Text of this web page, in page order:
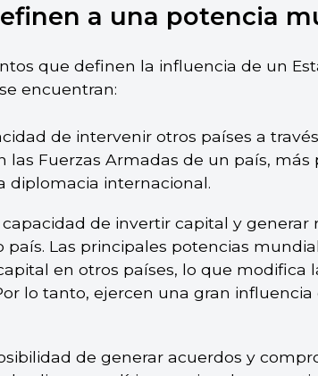
a una potencia
que definen la influencia de un
encuentran:
de intervenir otros países a
las Fuerzas Armadas de un país, más
diplomacia internacional.
capacidad de invertir capital y generar
Las principales potencias
en otros países, lo que modifica
lo tanto, ejercen una gran
de generar acuerdos y